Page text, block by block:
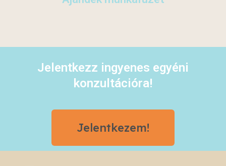
Jelentkezz ingyenes egyéni
konzultációra!
Jelentkezem!